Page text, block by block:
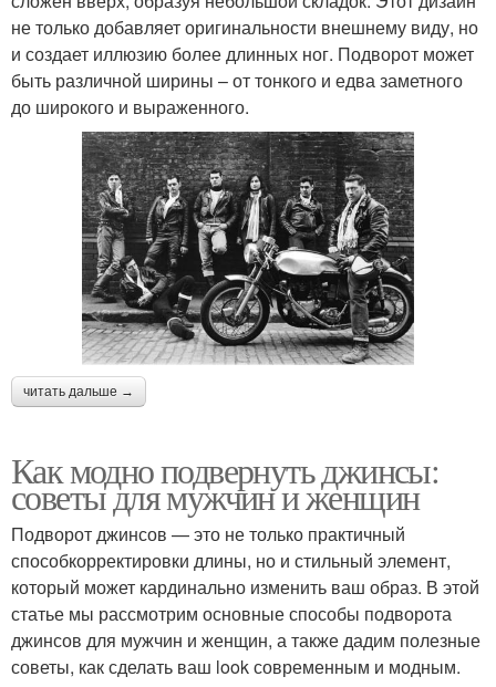
не только добавляет оригинальности внешнему виду, но
и создает иллюзию более длинных ног. Подворот может
быть различной ширины – от тонкого и едва заметного
до широкого и выраженного.
читать дальше →
Как модно подвернуть джинсы:
советы для мужчин и женщин
Подворот джинсов — это не только практичный
способкорректировки длины, но и стильный элемент,
который может кардинально изменить ваш образ. В этой
статье мы рассмотрим основные способы подворота
джинсов для мужчин и женщин, а также дадим полезные
советы, как сделать ваш look современным и модным.